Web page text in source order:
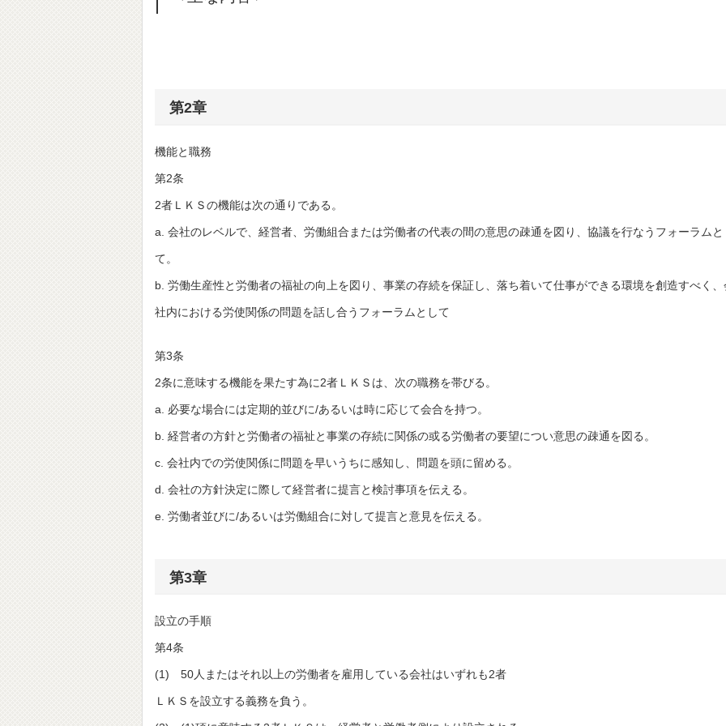
第2章
機能と職務
第2条
2者ＬＫＳの機能は次の通りである。
a. 会社のレベルで、経営者、労働組合または労働者の代表の間の意思の疎通を図り、協議を行なうフォーラムと
て。
b. 労働生産性と労働者の福祉の向上を図り、事業の存続を保証し、落ち着いて仕事ができる環境を創造すべく、
社内における労使関係の問題を話し合うフォーラムとして
第3条
2条に意味する機能を果たす為に2者ＬＫＳは、次の職務を帯びる。
a. 必要な場合には定期的並びに/あるいは時に応じて会合を持つ。
b. 経営者の方針と労働者の福祉と事業の存続に関係の或る労働者の要望につい意思の疎通を図る。
c. 会社内での労使関係に問題を早いうちに感知し、問題を頭に留める。
d. 会社の方針決定に際して経営者に提言と検討事項を伝える。
e. 労働者並びに/あるいは労働組合に対して提言と意見を伝える。
第3章
設立の手順
第4条
(1) 50人またはそれ以上の労働者を雇用している会社はいずれも2者
ＬＫＳを設立する義務を負う。